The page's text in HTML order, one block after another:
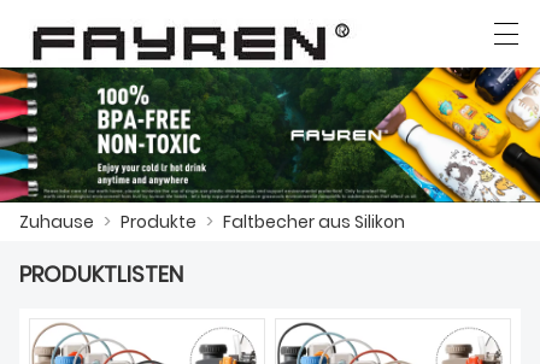
NACHRICHTEN
العربية Deutsch Ελληνική γλώσσα English
Zuhause > Produkte > Faltbecher aus Silikon
PRODUKTLISTEN